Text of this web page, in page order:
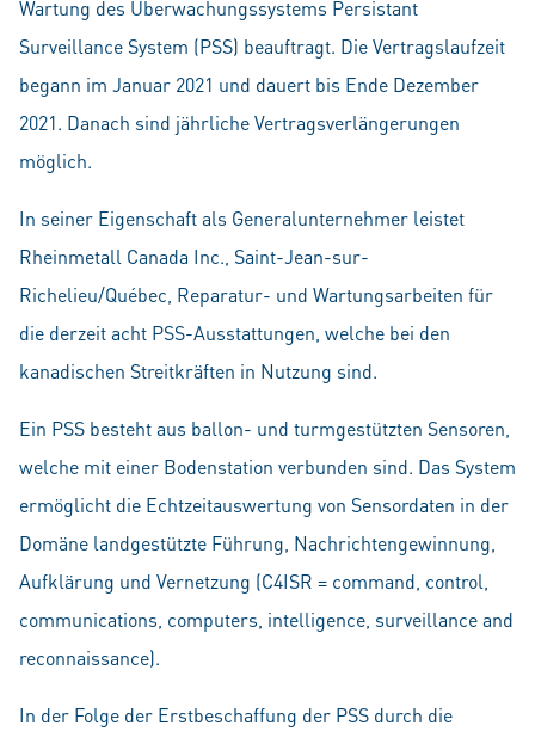
Wartung des Überwachungssystems Persistant
Surveillance System (PSS) beauftragt. Die Vertragslaufzeit
begann im Januar 2021 und dauert bis Ende Dezember
2021. Danach sind jährliche Vertragsverlängerungen
möglich.
In seiner Eigenschaft als Generalunternehmer leistet
Rheinmetall Canada Inc., Saint-Jean-sur-
Richelieu/Québec, Reparatur- und Wartungsarbeiten für
die derzeit acht PSS-Ausstattungen, welche bei den
kanadischen Streitkräften in Nutzung sind.
Ein PSS besteht aus ballon- und turmgestützten Sensoren,
welche mit einer Bodenstation verbunden sind. Das System
ermöglicht die Echtzeitauswertung von Sensordaten in der
Domäne landgestützte Führung, Nachrichtengewinnung,
Aufklärung und Vernetzung (C4ISR = command, control,
communications, computers, intelligence, surveillance and
reconnaissance).
In der Folge der Erstbeschaffung der PSS durch die